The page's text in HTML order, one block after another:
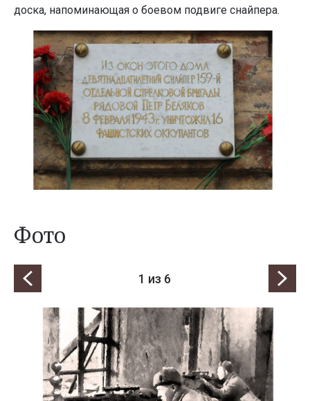
доска, напоминающая о боевом подвиге снайпера.
Фото
1 из 6